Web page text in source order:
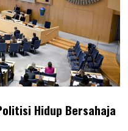
Hidup Bersahaja